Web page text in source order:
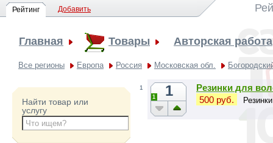
Рейтинг Добавить
Главная Товары Авторская работа
Все регионы Европа Россия Московская обл.
Найти товар или
услугу
1 1
1
Резинки для
500 руб.